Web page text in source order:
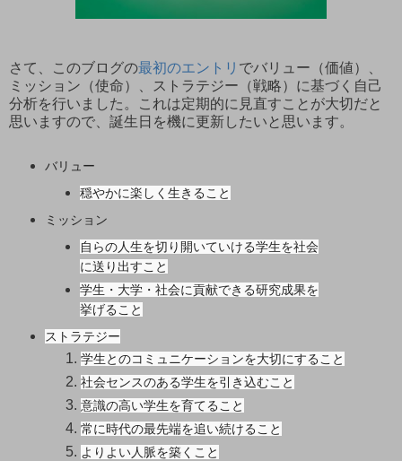
さて、このブログの最初のエントリ でバリュー（価値）、
ミッション（使命）、ストラテジー（戦略）に基づく自己
分析を行いました。これは定期的に見直すことが大切だと
思いますので、誕生日を機に更新したいと思います。
バリュー
穏やかに楽しく生きること
ミッション
自らの人生を切り開いていける学生を社会
に送り出すこと
学生・大学・社会に貢献できる研究成果を
挙げること
ストラテジー
学生とのコミュニケーションを大切にすること
社会センスのある学生を引き込むこと
意識の高い学生を育てること
常に時代の最先端を追い続けること
よりよい人脈を築くこと